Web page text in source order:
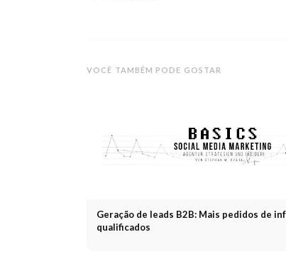
VOCÊ TAMBÉM PODE GOSTAR
Geração de leads B2B: Mais pedidos de
qualificados